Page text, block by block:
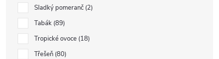
Sladký pomeranč 2
Tabák 89
Tropické ovoce 18
Třešeň 80